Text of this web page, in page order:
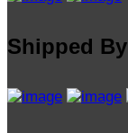
Shipped By